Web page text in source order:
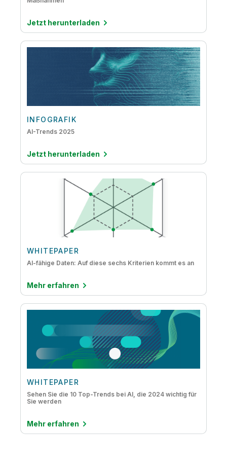
Jetzt herunterladen
INFOGRAFIK
AI-Trends 2025
Jetzt herunterladen
WHITEPAPER
AI-fähige Daten: Auf diese sechs Kriterien kommt es an
Mehr erfahren
WHITEPAPER
Sehen Sie die 10 Top-Trends bei AI, die 2024 wichtig für
Sie werden
Mehr erfahren